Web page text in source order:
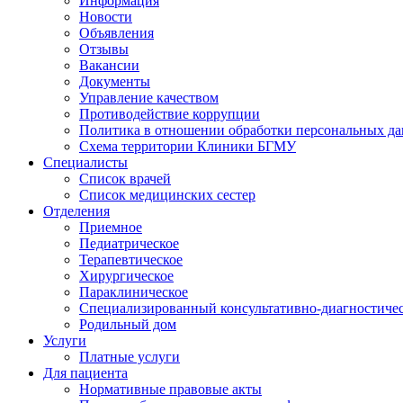
Новости
Объявления
Отзывы
Вакансии
Документы
Управление качеством
Противодействие коррупции
Политика в отношении обработки персональных
Схема территории Клиники БГМУ
Специалисты
Список врачей
Список медицинских сестер
Отделения
Приемное
Педиатрическое
Терапевтическое
Хирургическое
Параклиническое
Специализированный консультативно-
Родильный дом
Услуги
Платные услуги
Для пациента
Нормативные правовые акты